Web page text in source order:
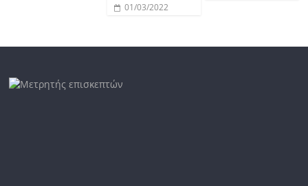
01/03/2022